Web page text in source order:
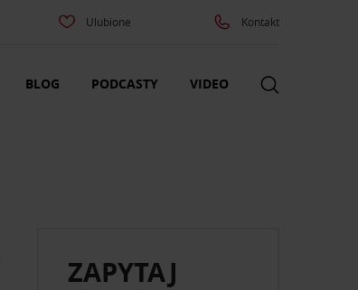
Ulubione Kontakt
BLOG PODCASTY VIDEO
ZAPYTAJ